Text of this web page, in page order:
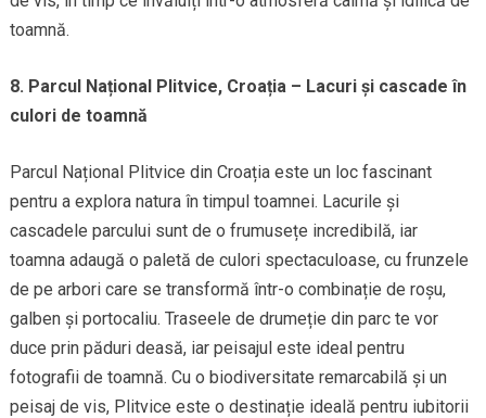
toamnă.
8. Parcul Național Plitvice, Croația – Lacuri și cascade în
culori de toamnă
Parcul Național Plitvice din Croația este un loc fascinant
pentru a explora natura în timpul toamnei. Lacurile și
cascadele parcului sunt de o frumusețe incredibilă, iar
toamna adaugă o paletă de culori spectaculoase, cu frunzele
de pe arbori care se transformă într-o combinație de roșu,
galben și portocaliu. Traseele de drumeție din parc te vor
duce prin păduri deasă, iar peisajul este ideal pentru
fotografii de toamnă. Cu o biodiversitate remarcabilă și un
peisaj de vis, Plitvice este o destinație ideală pentru iubitorii